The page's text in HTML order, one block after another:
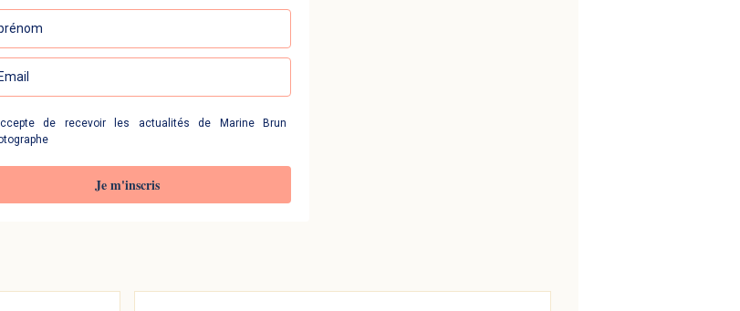
de recevoir les actualités de Marine Brun
Je m'inscris